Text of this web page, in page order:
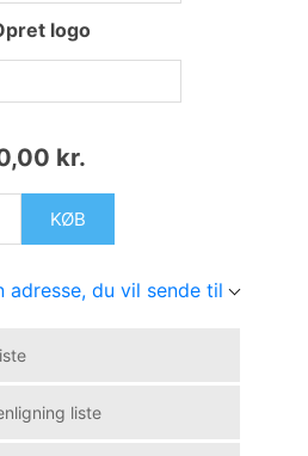
logo
kr.
KØB
du vil sende til
liste